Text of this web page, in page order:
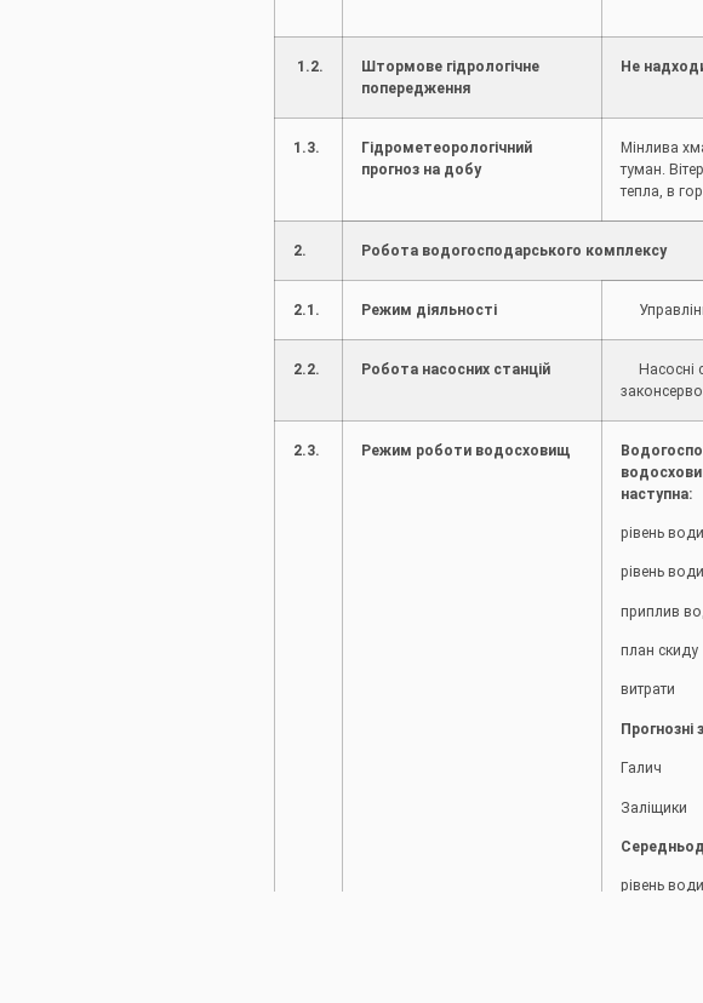
1.2.
Штормове гідрологічне
попередження
Не
1.3.
Гідрометеорологічний
прогноз на добу
Мінлива
туман.
тепла, в
2. Робота водогосподарського комплексу
2.1. Режим діяльності
2.2. Робота насосних станцій
Насосні
2.3. Режим роботи водосховищ
наступна:
рівень
рівень
план
Прогнозні
рівень